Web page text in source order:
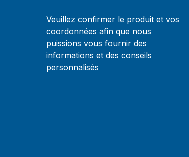
Veuillez confirmer le produit et vos
coordonnées afin que nous
puissions vous fournir des
informations et des conseils
personnalisés